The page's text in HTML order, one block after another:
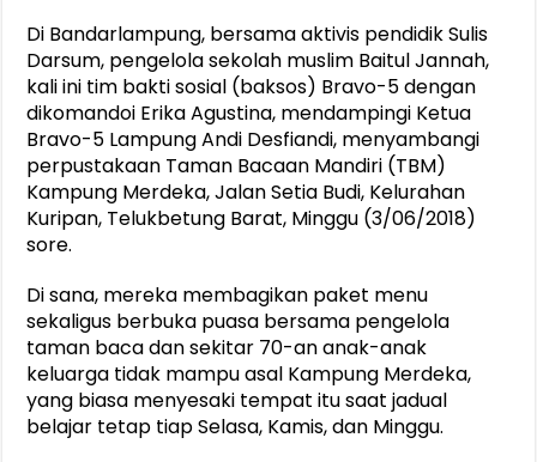
Di Bandarlampung, bersama aktivis pendidik Sulis
Darsum, pengelola sekolah muslim Baitul Jannah,
kali ini tim bakti sosial (baksos) Bravo-5 dengan
dikomandoi Erika Agustina, mendampingi Ketua
Bravo-5 Lampung Andi Desfiandi, menyambangi
perpustakaan Taman Bacaan Mandiri (TBM)
Kampung Merdeka, Jalan Setia Budi, Kelurahan
Kuripan, Telukbetung Barat, Minggu (3/06/2018)
sore.
Di sana, mereka membagikan paket menu
sekaligus berbuka puasa bersama pengelola
taman baca dan sekitar 70-an anak-anak
keluarga tidak mampu asal Kampung Merdeka,
yang biasa menyesaki tempat itu saat jadual
belajar tetap tiap Selasa, Kamis, dan Minggu.